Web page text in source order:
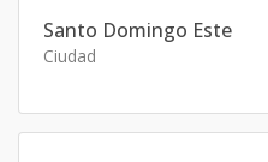
Santo Domingo Este
Ciudad